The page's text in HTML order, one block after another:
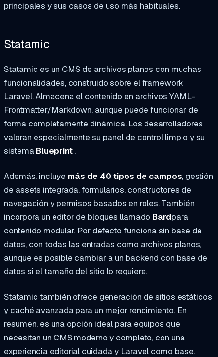
principales y sus casos de uso más habituales.
Statamic
Statamic es un CMS de archivos planos con muchas
funcionalidades, construido sobre el framework
Laravel. Almacena el contenido en archivos YAML-
Frontmatter/Markdown, aunque puede funcionar de
forma completamente dinámica. Los desarrolladores
valoran especialmente su panel de control limpio y su
sistema Blueprint .
Además, incluye más de 40 tipos de campos, gestión
de assets integrada, formularios, constructores de
navegación y permisos basados en roles. También
incorpora un editor de bloques llamado Bardpara
contenido modular. Por defecto funciona sin base de
datos, con todas las entradas como archivos planos,
aunque es posible cambiar a un backend con base de
datos si el tamaño del sitio lo requiere.
Statamic también ofrece generación de sitios estáticos
y caché avanzada para un mejor rendimiento. En
resumen, es una opción ideal para equipos que
necesitan un CMS moderno y completo, con una
experiencia editorial cuidada y Laravel como base.